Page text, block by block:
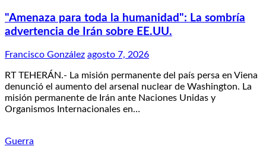
"Amenaza para toda la humanidad": La sombría
advertencia de Irán sobre EE.UU.
Francisco González agosto 7, 2026
RT TEHERÁN.- La misión permanente del país persa en Viena
denunció el aumento del arsenal nuclear de Washington. La
misión permanente de Irán ante Naciones Unidas y
Organismos Internacionales en…
Guerra